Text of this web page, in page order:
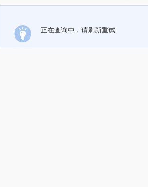
正在查询中，请刷新重试